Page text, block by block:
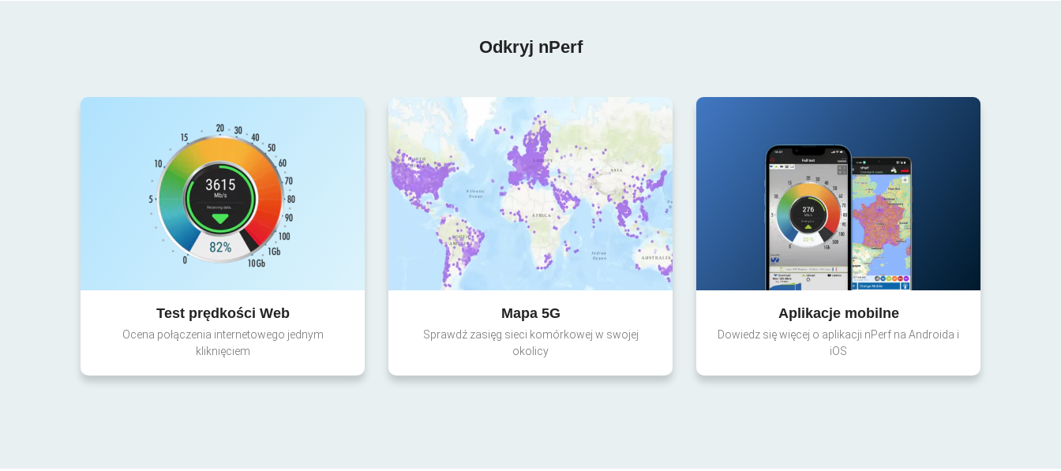
Odkryj nPerf
Test prędkości Web
Ocena połączenia internetowego jednym
kliknięciem
Mapa 5G
Sprawdź zasięg sieci komórkowej w swojej
okolicy
Aplikacje mobilne
Dowiedz się więcej o aplikacji nPerf na Androida i
iOS